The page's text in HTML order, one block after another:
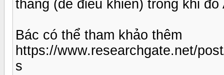
thang (dễ điều khiển) trong khi
Bác có thể tham khảo thêm
https://www.researchgate.net/
s